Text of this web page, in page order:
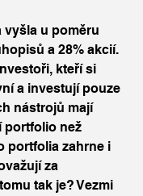
vyšla u poměru
a 28% akcií.
kteří si
a investují pouze
nástrojů mají
portfolio než
portfolia zahrne i
za
tak je? Vezmi